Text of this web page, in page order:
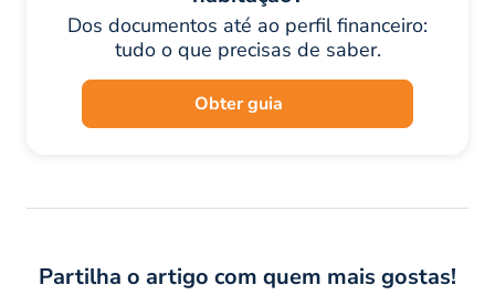
Dos documentos até ao perfil financeiro:
tudo o que precisas de saber.
Obter guia
Partilha o artigo com quem mais gostas!